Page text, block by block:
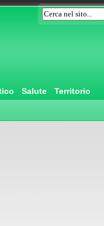
Salute
Territorio